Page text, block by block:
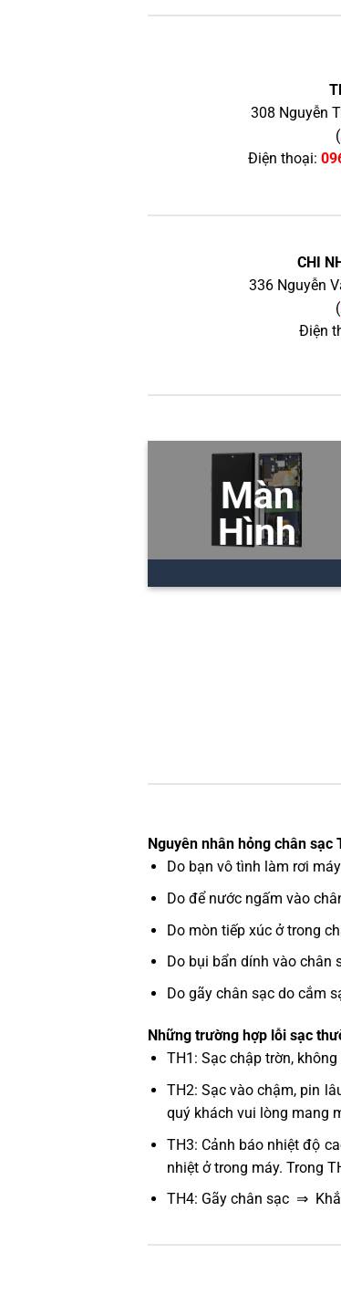
308 Nguyễn
(
Điện thoại:
CHI
336 Nguyễn
(
Điện
Màn
Hình
Nguyên nhân hỏng chân sạc
Do bạn vô tình làm rơi
Do để nước ngấm vào
Do mòn tiếp xúc ở trong
Do bụi bẩn dính vào chân
Do gãy chân sạc do cắm
Những trường hợp lỗi sạc
TH1: Sạc chập trờn,
TH2: Sạc vào chậm, pin
quý khách vui lòng mang
TH3: Cảnh báo nhiệt độ
nhiệt ở trong máy. Trong
TH4: Gãy chân sạc ⇒